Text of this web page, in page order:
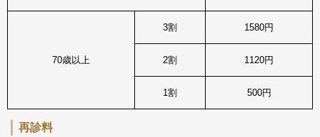
70歳以上
3割 1580円
2割 1120円
1割 500円
再診料